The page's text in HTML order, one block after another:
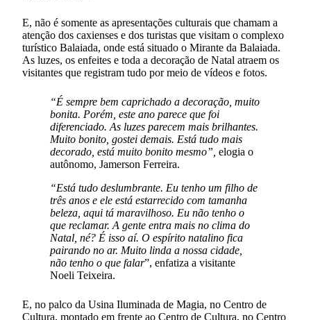
E, não é somente as apresentações culturais que chamam a
atenção dos caxienses e dos turistas que visitam o complexo
turístico Balaiada, onde está situado o Mirante da Balaiada.
As luzes, os enfeites e toda a decoração de Natal atraem os
visitantes que registram tudo por meio de vídeos e fotos.
“É sempre bem caprichado a decoração, muito
bonita. Porém, este ano parece que foi
diferenciado. As luzes parecem mais brilhantes.
Muito bonito, gostei demais. Está tudo mais
decorado, está muito bonito mesmo”, elogia o
autônomo, Jamerson Ferreira.
“Está tudo deslumbrante. Eu tenho um filho de
três anos e ele está estarrecido com tamanha
beleza, aqui tá maravilhoso. Eu não tenho o
que reclamar. A gente entra mais no clima do
Natal, né? É isso aí. O espírito natalino fica
pairando no ar. Muito linda a nossa cidade,
não tenho o que falar”, enfatiza a visitante
Noeli Teixeira.
E, no palco da Usina Iluminada de Magia, no Centro de
Cultura, montado em frente ao Centro de Cultura, no Centro